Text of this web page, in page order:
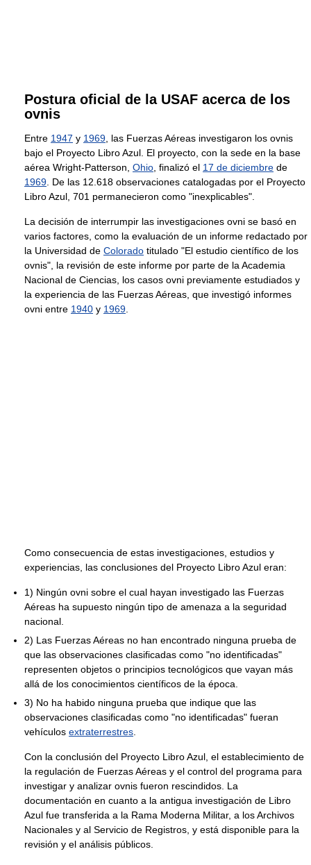
Postura oficial de la USAF acerca de los
ovnis
Entre 1947 y 1969 , las Fuerzas Aéreas investigaron los ovnis
bajo el Proyecto Libro Azul. El proyecto, con la sede en la base
aérea Wright-Patterson, Ohio , finalizó el 17 de diciembre de
1969 . De las 12.618 observaciones catalogadas por el Proyecto
Libro Azul, 701 permanecieron como "inexplicables".
La decisión de interrumpir las investigaciones ovni se basó en
varios factores, como la evaluación de un informe redactado por
la Universidad de Colorado titulado "El estudio científico de los
ovnis", la revisión de este informe por parte de la Academia
Nacional de Ciencias, los casos ovni previamente estudiados y
la experiencia de las Fuerzas Aéreas, que investigó informes
ovni entre 1940 y 1969
Como consecuencia de estas investigaciones, estudios y
experiencias, las conclusiones del Proyecto Libro Azul eran:
1) Ningún ovni sobre el cual hayan investigado las Fuerzas
Aéreas ha supuesto ningún tipo de amenaza a la seguridad
nacional.
2) Las Fuerzas Aéreas no han encontrado ninguna prueba de
que las observaciones clasificadas como "no identificadas"
representen objetos o principios tecnológicos que vayan más
allá de los conocimientos científicos de la época.
3) No ha habido ninguna prueba que indique que las
observaciones clasificadas como "no identificadas" fueran
vehículos extraterrestres
Con la conclusión del Proyecto Libro Azul, el establecimiento de
la regulación de Fuerzas Aéreas y el control del programa para
investigar y analizar ovnis fueron rescindidos. La
documentación en cuanto a la antigua investigación de Libro
Azul fue transferida a la Rama Moderna Militar, a los Archivos
Nacionales y al Servicio de Registros, y está disponible para la
revisión y el análisis públicos.